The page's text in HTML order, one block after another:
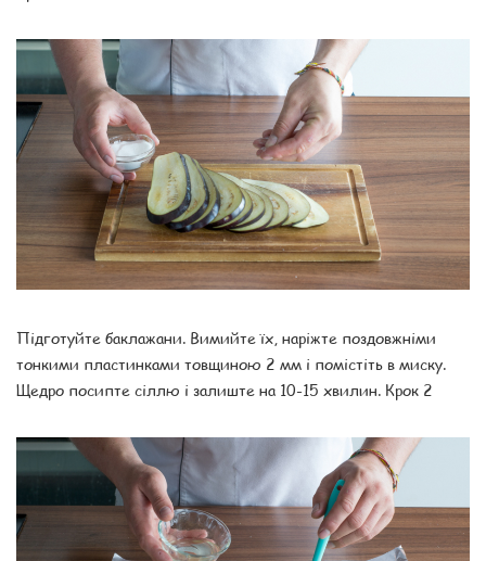
Підготуйте баклажани. Вимийте їх, наріжте поздовжніми
тонкими пластинками товщиною 2 мм і помістіть в миску.
Щедро посипте сіллю і залиште на 10-15 хвилин. Крок 2